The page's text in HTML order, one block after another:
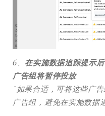
6、 在实施数据追踪提示
广告组将暂停投放
ˉ如果合适，可将这些广
广告组，避免在实施数据